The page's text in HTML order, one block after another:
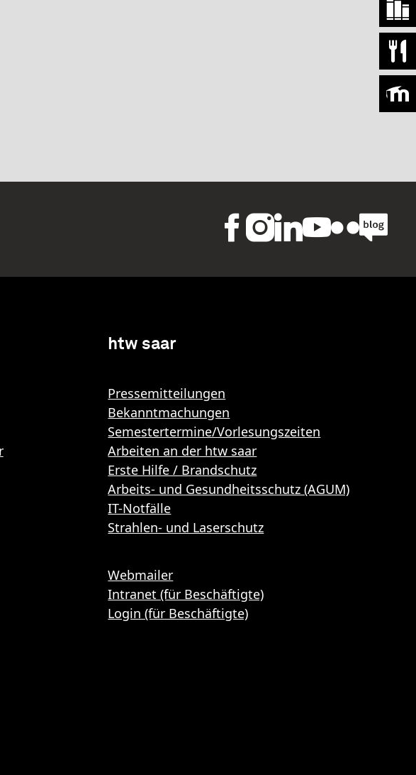
htw saar
Pressemitteilungen
Bekanntmachungen
Semestertermine/Vorlesungszeiten
Arbeiten an der htw saar
Erste Hilfe / Brandschutz
Arbeits- und Gesundheitsschutz (AGUM)
IT-Notfälle
Strahlen- und Laserschutz
Webmailer
Intranet (für Beschäftigte)
Login (für Beschäftigte)